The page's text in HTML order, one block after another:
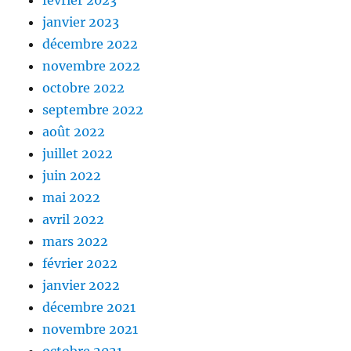
janvier 2023
décembre 2022
novembre 2022
octobre 2022
septembre 2022
août 2022
juillet 2022
juin 2022
mai 2022
avril 2022
mars 2022
février 2022
janvier 2022
décembre 2021
novembre 2021